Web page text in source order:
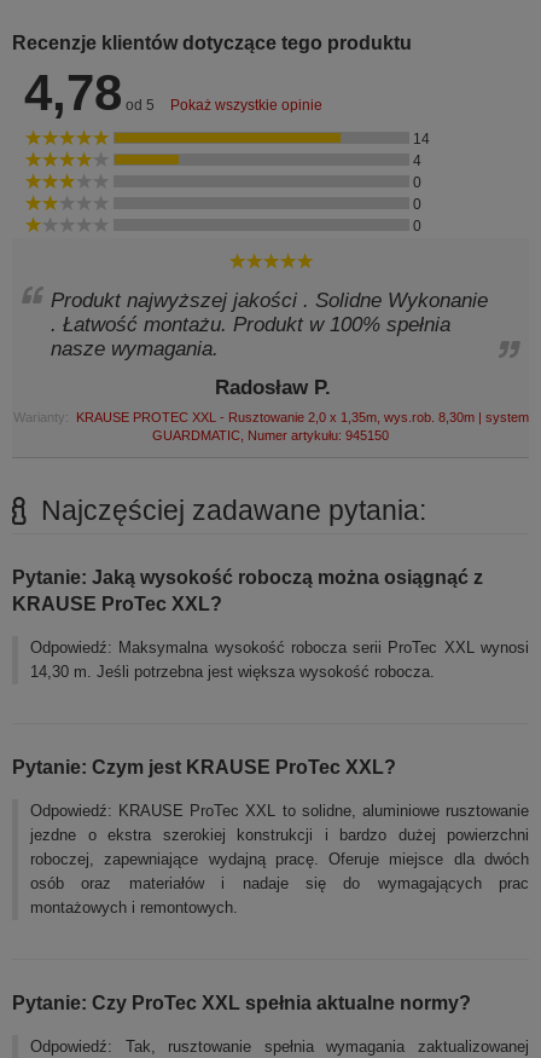
Recenzje klientów dotyczące tego produktu
4,78 od 5 Pokaż wszystkie opinie
14
4
0
0
0
Produkt najwyższej jakości . Solidne Wykonanie
. Łatwość montażu. Produkt w 100% spełnia
nasze wymagania.
Radosław P.
Warianty:
KRAUSE PROTEC XXL - Rusztowanie 2,0 x 1,35m, wys.rob. 8,30m | system
GUARDMATIC, Numer artykułu: 945150
Najczęściej zadawane pytania:
Pytanie: Jaką wysokość roboczą można osiągnąć z
KRAUSE ProTec XXL?
Odpowiedź: Maksymalna wysokość robocza serii ProTec XXL wynosi
14,30 m. Jeśli potrzebna jest większa wysokość robocza.
Pytanie: Czym jest KRAUSE ProTec XXL?
Odpowiedź: KRAUSE ProTec XXL to solidne, aluminiowe rusztowanie
jezdne o ekstra szerokiej konstrukcji i bardzo dużej powierzchni
roboczej, zapewniające wydajną pracę. Oferuje miejsce dla dwóch
osób oraz materiałów i nadaje się do wymagających prac
montażowych i remontowych.
Pytanie: Czy ProTec XXL spełnia aktualne normy?
Odpowiedź: Tak, rusztowanie spełnia wymagania zaktualizowanej